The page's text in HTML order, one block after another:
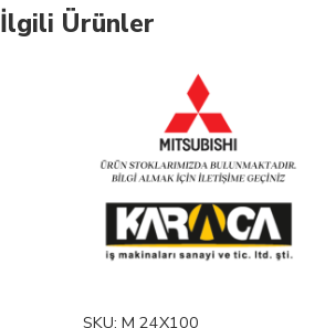
İlgili Ürünler
SKU: M 24X100